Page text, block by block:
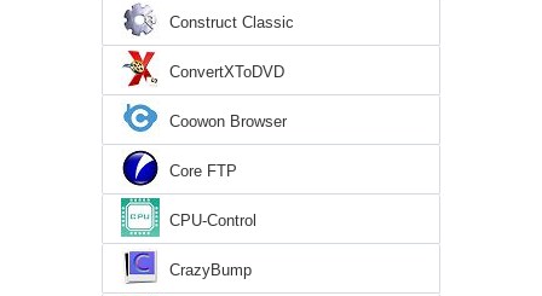
Construct Classic
ConvertXToDVD
Coowon Browser
Core FTP
CPU-Control
CrazyBump